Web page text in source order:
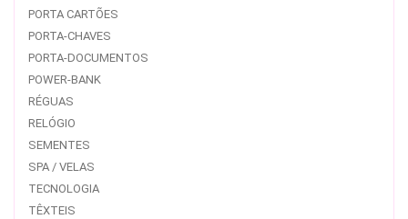
PORTA CARTÕES
PORTA-CHAVES
PORTA-DOCUMENTOS
POWER-BANK
RÉGUAS
RELÓGIO
SEMENTES
SPA / VELAS
TECNOLOGIA
TÊXTEIS